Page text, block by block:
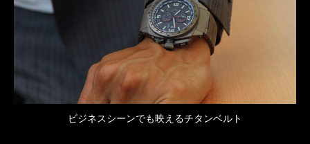
ビジネスシーンでも映えるチタンベルト